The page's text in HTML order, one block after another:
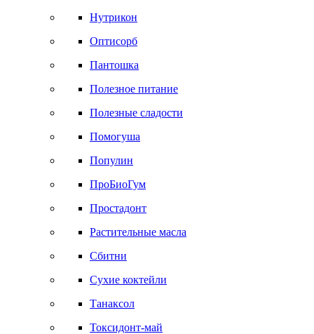
Нутрикон
Оптисорб
Пантошка
Полезное питание
Полезные сладости
Помогуша
Популин
ПроБиоГум
Простадонт
Растительные масла
Сбитни
Сухие коктейли
Танаксол
Токсидонт-май